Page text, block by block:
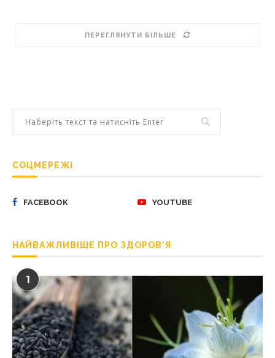
ПЕРЕГЛЯНУТИ БІЛЬШЕ
СОЦМЕРЕЖІ
FACEBOOK YOUTUBE
НАЙВАЖЛИВІШЕ ПРО ЗДОРОВ’Я
1